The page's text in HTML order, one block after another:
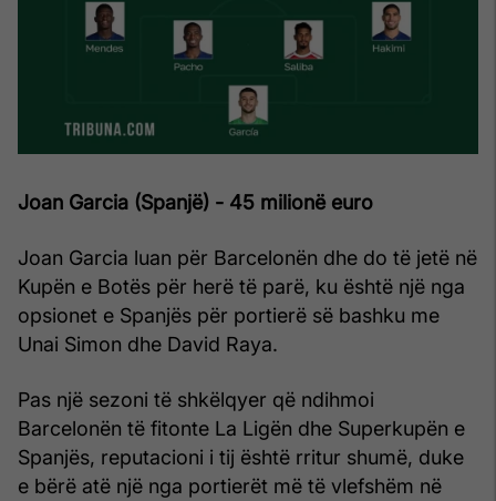
Joan Garcia (Spanjë) - 45 milionë euro
Joan Garcia luan për Barcelonën dhe do të jetë në
Kupën e Botës për herë të parë, ku është një nga
opsionet e Spanjës për portierë së bashku me
Unai Simon dhe David Raya.
Pas një sezoni të shkëlqyer që ndihmoi
Barcelonën të fitonte La Ligën dhe Superkupën e
Spanjës, reputacioni i tij është rritur shumë, duke
e bërë atë një nga portierët më të vlefshëm në